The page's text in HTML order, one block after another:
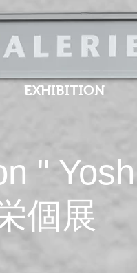
EXHIBITION
"
個展